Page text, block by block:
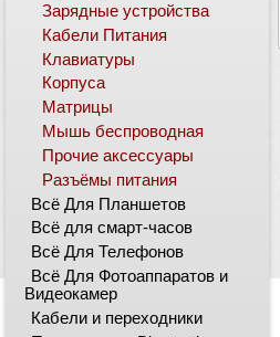
Зарядные устройства
Кабели Питания
Клавиатуры
Корпуса
Матрицы
Мышь беспроводная
Прочие аксессуары
Разъёмы питания
Всё Для Планшетов
Всё для смарт-часов
Всё Для Телефонов
Всё Для Фотоаппаратов и
Видеокамер
Кабели и переходники